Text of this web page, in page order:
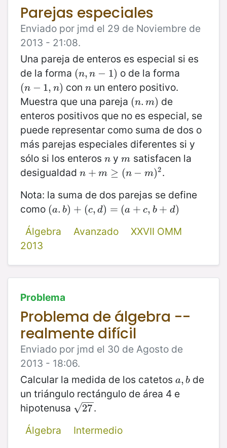
Parejas especiales
Enviado por jmd el 29 de Noviembre de
2013 - 21:08.
Una pareja de enteros es especial si es
de la forma (n, n − 1)
(n,n− 1)
o de la forma
(n − 1, n)
(n−1 n) conn
n un entero positivo.
Muestra que una pareja (n. m)
(n.m) de
enteros positivos que no es especial, se
puede representar como suma de dos o
más parejas especiales diferentes si y
sólo si los enteros n
n ym
m satisfacen la
desigualdad n + m ≥ (n − m)2
n+m≥( n− m)2
.
Nota: la suma de dos parejas se define
como (a. b) + (c, d) = (a + c, b + d)
(a. b)+(c ,d)=( a+ c,b+ d)
Álgebra
Avanzado
XXVII OMM
2013
Problema
Problema de álgebra --
realmente difícil
Enviado por jmd el 30 de Agosto de
2013 - 18:06.
Calcular la medida de los catetos a, b
a,b de
un triángulo rectángulo de área 4 e
hipotenusa
27
−−
√
27
.
Álgebra
Intermedio